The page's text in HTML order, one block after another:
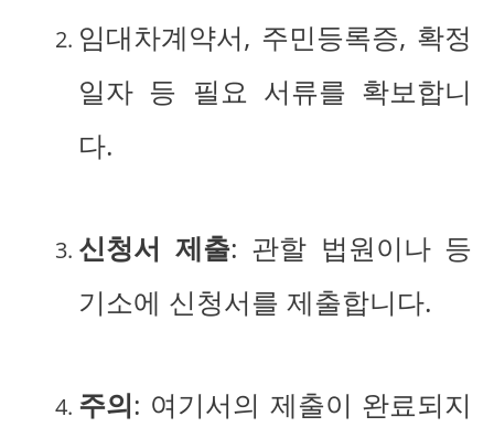
임대차계약서, 주민등록증, 확정
일자 등 필요 서류를 확보합니
다.
신청서 제출: 관할 법원이나 등
기소에 신청서를 제출합니다.
주의: 여기서의 제출이 완료되지